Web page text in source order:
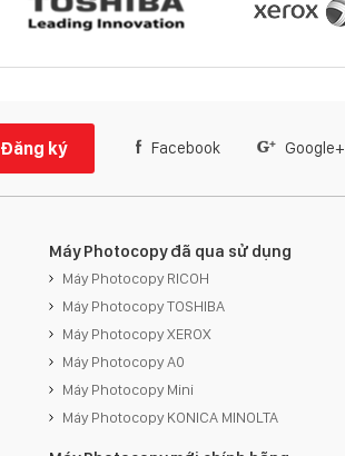
Đăng ký Facebook Google+
Máy Photocopy đã qua sử dụng
Máy Photocopy RICOH
Máy Photocopy TOSHIBA
Máy Photocopy XEROX
Máy Photocopy A0
Máy Photocopy Mini
Máy Photocopy KONICA MINOLTA